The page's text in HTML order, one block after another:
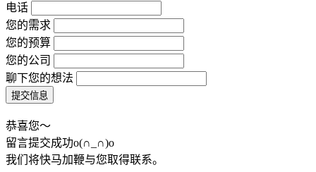
电话
您的需求
您的预算
您的公司
聊下您的想法
恭喜您～
留言提交成功o(∩_∩)o
我们将快马加鞭与您取得联系。